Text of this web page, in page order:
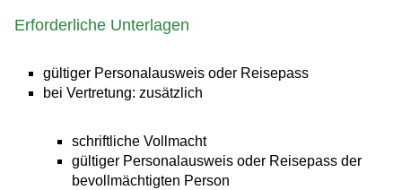
Erforderliche Unterlagen
gültiger Personalausweis oder Reisepass
bei Vertretung: zusätzlich
schriftliche Vollmacht
gültiger Personalausweis oder Reisepass der
bevollmächtigten Person